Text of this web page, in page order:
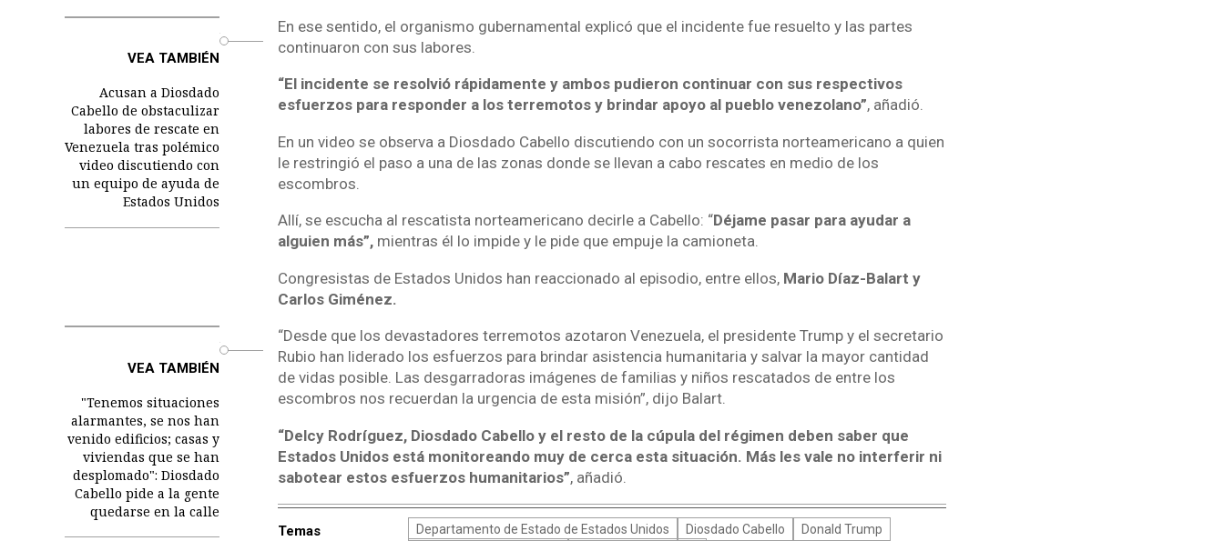
VEA TAMBIÉN
Acusan a Diosdado
Cabello de obstaculizar
labores de rescate en
Venezuela tras polémico
video discutiendo con
un equipo de ayuda de
Estados Unidos
En ese sentido, el organismo gubernamental explicó que el incidente fue resuelto y las partes
continuaron con sus labores.
“El incidente se resolvió rápidamente y ambos pudieron continuar con sus respectivos
esfuerzos para responder a los terremotos y brindar apoyo al pueblo venezolano”, añadió.
En un video se observa a Diosdado Cabello discutiendo con un socorrista norteamericano a quien
le restringió el paso a una de las zonas donde se llevan a cabo rescates en medio de los
escombros.
Allí, se escucha al rescatista norteamericano decirle a Cabello: “Déjame pasar para ayudar a
alguien más”,mientras él lo impide y le pide que empuje la camioneta.
Congresistas de Estados Unidos han reaccionado al episodio, entre ellos, Mario Díaz-Balart y
Carlos Giménez.
VEA TAMBIÉN
"Tenemos situaciones
alarmantes, se nos han
venido edificios; casas y
viviendas que se han
desplomado": Diosdado
Cabello pide a la gente
quedarse en la calle
“Desde que los devastadores terremotos azotaron Venezuela, el presidente Trump y el secretario
Rubio han liderado los esfuerzos para brindar asistencia humanitaria y salvar la mayor cantidad
de vidas posible. Las desgarradoras imágenes de familias y niños rescatados de entre los
escombros nos recuerdan la urgencia de esta misión”, dijo Balart.
“Delcy Rodríguez, Diosdado Cabello y el resto de la cúpula del régimen deben saber que
Estados Unidos está monitoreando muy de cerca esta situación. Más les vale no interferir ni
sabotear estos esfuerzos humanitarios”, añadió.
Temas
Departamento de Estado de Estados Unidos Diosdado Cabello
Donald Trump